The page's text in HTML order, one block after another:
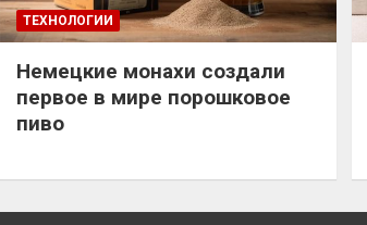
ТЕХНОЛОГИИ
Немецкие монахи создали
первое в мире порошковое
пиво